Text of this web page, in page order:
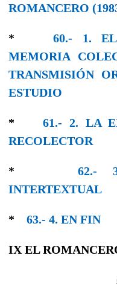
ROMANCERO
*60.- 1.
MEMORIA
TRANSMISIÓN
ESTUDIO
*61.- 2. LA
RECOLECTOR
* 62.-
INTERTEXTUAL
* 63.- 4. EΝ FΙΝ
IX EL